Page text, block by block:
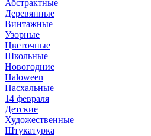
Абстрактные
Деревянные
Винтажные
Узорные
Цветочные
Школьные
Новогодние
Haloween
Пасхальные
14 февраля
Детские
Художественные
Штукатурка